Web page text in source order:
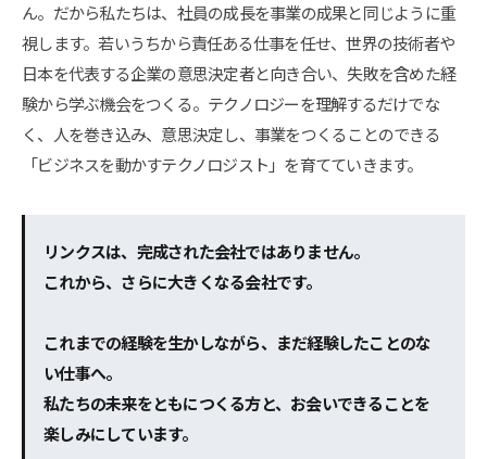
ん。だから私たちは、社員の成長を事業の成果と同じように重
視します。若いうちから責任ある仕事を任せ、世界の技術者や
日本を代表する企業の意思決定者と向き合い、失敗を含めた経
験から学ぶ機会をつくる。テクノロジーを理解するだけでな
く、人を巻き込み、意思決定し、事業をつくることのできる
「ビジネスを動かすテクノロジスト」を育てていきます。
リンクスは、完成された会社ではありません。
これから、さらに大きくなる会社です。
これまでの経験を生かしながら、まだ経験したことのな
い仕事へ。
私たちの未来をともにつくる方と、お会いできることを
楽しみにしています。